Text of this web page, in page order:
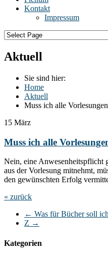
Kontakt
Impressum
Aktuell
Sie sind hier:
Home
Aktuell
Muss ich alle
15 März
Muss ich alle
Nein, eine Anwesenheitspflicht
aus der Vorlesung mitnehmt,
den gewünschten Erfolg
« zurück
← Was für Bücher soll
Z →
Kategorien